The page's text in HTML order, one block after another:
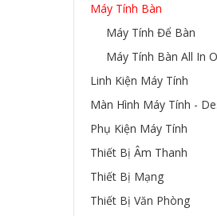
Máy Tính Bàn
Máy Tính Để Bàn
Máy Tính Bàn All In
Linh Kiện Máy Tính
Màn Hình Máy Tính -
Phụ Kiện Máy Tính
Thiết Bị Âm Thanh
Thiết Bị Mạng
Thiết Bị Văn Phòng